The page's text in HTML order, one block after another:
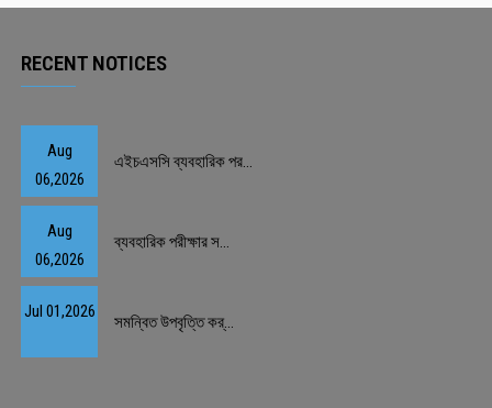
RECENT NOTICES
Aug
06,2026
এইচএসসি ব্যবহারিক পর...
Aug
06,2026
ব্যবহারিক পরীক্ষার স...
Jul 01,2026
সমন্বিত উপবৃত্তি কর্...